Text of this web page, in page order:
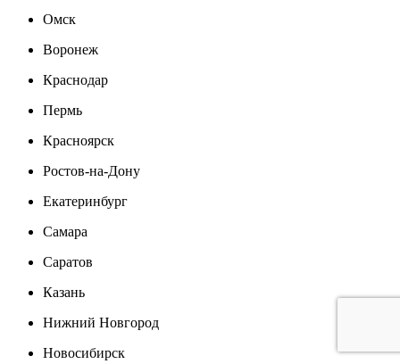
Омск
Воронеж
Краснодар
Пермь
Красноярск
Ростов-на-Дону
Екатеринбург
Самара
Саратов
Казань
Нижний Новгород
Новосибирск